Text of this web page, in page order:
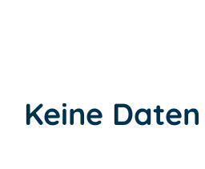
Keine